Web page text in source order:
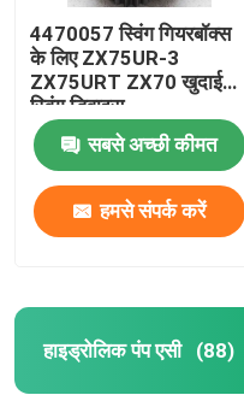
4470057 स्विंग गियरबॉक्स
के लिए ZX75UR-3
ZX75URT ZX70 खुदाई
स्विंग डिवाइस
सबसे अच्छी कीमत
हमसे संपर्क करें
हाइड्रोलिक पंप एसी (88)